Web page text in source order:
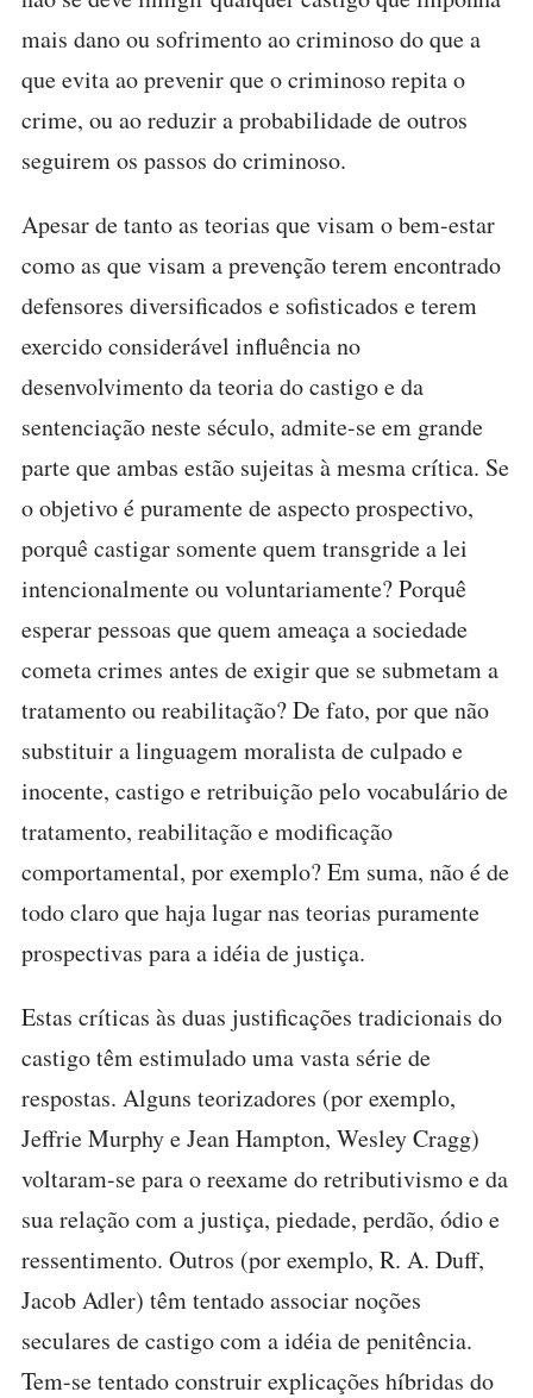
mais dano ou sofrimento ao criminoso do que a
que evita ao prevenir que o criminoso repita o
crime, ou ao reduzir a probabilidade de outros
seguirem os passos do criminoso.
Apesar de tanto as teorias que visam o bem-estar
como as que visam a prevenção terem encontrado
defensores diversificados e sofisticados e terem
exercido considerável influência no
desenvolvimento da teoria do castigo e da
sentenciação neste século, admite-se em grande
parte que ambas estão sujeitas à mesma crítica. Se
o objetivo é puramente de aspecto prospectivo,
porquê castigar somente quem transgride a lei
intencionalmente ou voluntariamente? Porquê
esperar pessoas que quem ameaça a sociedade
cometa crimes antes de exigir que se submetam a
tratamento ou reabilitação? De fato, por que não
substituir a linguagem moralista de culpado e
inocente, castigo e retribuição pelo vocabulário de
tratamento, reabilitação e modificação
comportamental, por exemplo? Em suma, não é de
todo claro que haja lugar nas teorias puramente
prospectivas para a idéia de justiça.
Estas críticas às duas justificações tradicionais do
castigo têm estimulado uma vasta série de
respostas. Alguns teorizadores (por exemplo,
Jeffrie Murphy e Jean Hampton, Wesley Cragg)
voltaram-se para o reexame do retributivismo e da
sua relação com a justiça, piedade, perdão, ódio e
ressentimento. Outros (por exemplo, R. A. Duff,
Jacob Adler) têm tentado associar noções
seculares de castigo com a idéia de penitência.
Tem-se tentado construir explicações híbridas do